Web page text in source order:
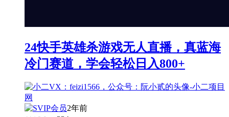
24快手英雄杀游戏无人直播，真蓝海
冷门赛道，学会轻松日入800+
2年前